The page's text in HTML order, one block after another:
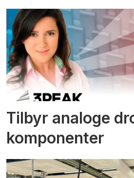
Tilbyr analoge
komponenter